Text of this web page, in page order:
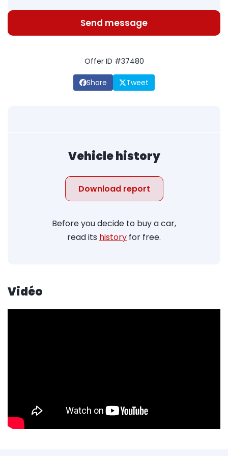
Send message
Offer ID #37480
Share Tweet
Vehicle history
Download report
Before you decide to buy a car,
read its history for free.
Vidéo